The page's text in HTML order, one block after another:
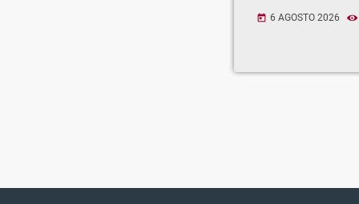
today 6 AGOSTO 2026